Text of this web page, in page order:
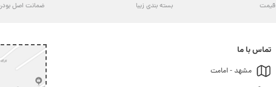
کالارویال
تعداد بسیار زیادی از انواع گوشواره‌های زنانه، بدلیجات و گوشواره‌های دخترانه را ببینید.
مختلف می‌توانید بهترین گزینه‌ها را برای خودتان انتخاب کنید.
قیمت بسته بندی زیبا ضمانت اصل
تماس با ما
مشهد - امامت